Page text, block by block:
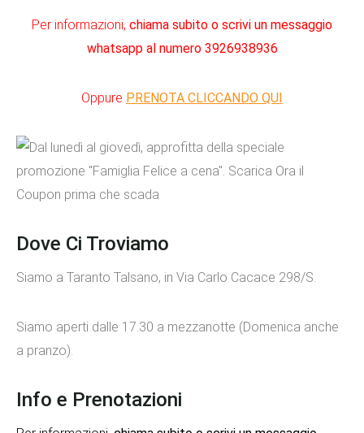
Per informazioni, chiama subito o scrivi un messaggio
whatsapp al numero 3926938936
Oppure PRENOTA CLICCANDO QUI
Dove Ci Troviamo
Siamo a Taranto Talsano, in Via Carlo Cacace 298/S.
Siamo aperti dalle 17.30 a mezzanotte (Domenica anche
a pranzo).
Info e Prenotazioni